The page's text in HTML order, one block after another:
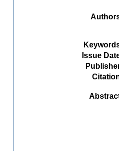
Issue